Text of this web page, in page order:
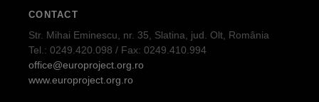
CONTACT
Str. Mihai Eminescu, nr. 35, Slatina, jud. Olt, România
Tel.: 0249.420.098 / Fax: 0249.410.994
office@europroject.org.ro
www.europroject.org.ro